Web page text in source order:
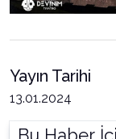
Yayın Tarihi
13.01.2024